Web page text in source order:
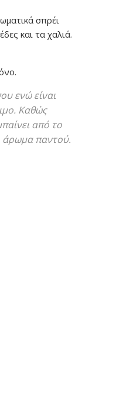
σπρέι
και τα χαλιά.
ενώ είναι
Καθώς
από το
άρωμα παντού.